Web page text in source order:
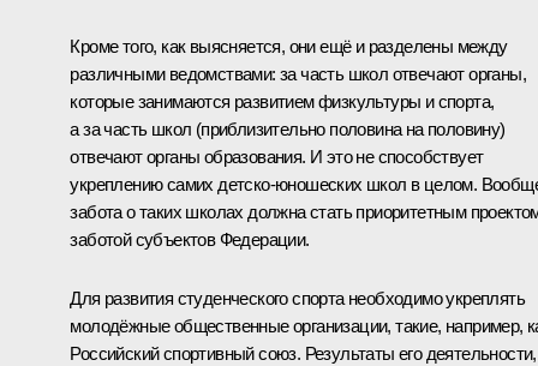
Кроме того, как выясняется, они ещё и разделены между
различными ведомствами: за часть школ отвечают органы,
которые занимаются развитием физкультуры и спорта,
а за часть школ (приблизительно половина на половину)
отвечают органы образования. И это не способствует
укреплению самих детско-юношеских школ в целом.
забота о таких школах должна стать приоритетным
заботой субъектов Федерации.
Для развития студенческого спорта необходимо укреплять
молодёжные общественные организации, такие, например,
Российский спортивный союз. Результаты его деятельности,